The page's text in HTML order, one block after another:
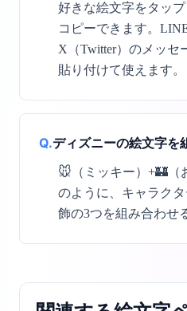
好きな絵文字をタッ
コピーできます。LINE
X（Twitter）のメッセ
貼り付けて使えます。
Q.ディズニーの絵文字を
🐭（ミッキー）+🏰（
のように、キャラク
飾の3つを組み合わせ